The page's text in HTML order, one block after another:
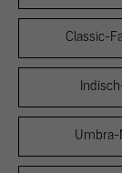
Classic-
Umbra-